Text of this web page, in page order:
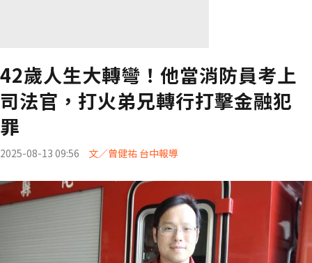
42歲人生大轉彎！他當消防員考上
司法官，打火弟兄轉行打擊金融犯
罪
2025-08-13 09:56 文／曾健祐 台中報導